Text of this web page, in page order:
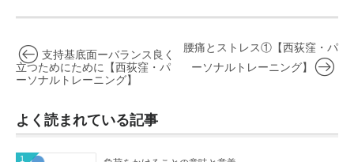
腰痛とストレス①【西荻窪・パ
ーソナルトレーニング】
支持基底面ーバランス良く
立つためにために【西荻窪・パ
ーソナルトレーニング】
よく読まれている記事
1